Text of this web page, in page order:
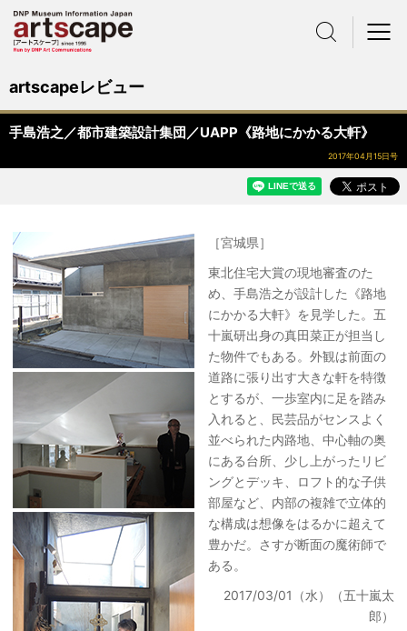
artscapeレビュー
手島浩之／都市建築設計集団／UAPP《路地にかかる大軒》
2017年04月15日号
［宮城県］
東北住宅大賞の現地審査のた
め、手島浩之が設計した《路地
にかかる大軒》を見学した。五
十嵐研出身の真田菜正が担当し
た物件でもある。外観は前面の
道路に張り出す大きな軒を特徴
とするが、一歩室内に足を踏み
入れると、民芸品がセンスよく
並べられた内路地、中心軸の奥
にある台所、少し上がったリビ
ングとデッキ、ロフト的な子供
部屋など、内部の複雑で立体的
な構成は想像をはるかに超えて
豊かだ。さすが断面の魔術師で
ある。
2017/03/01（水）（五十嵐太
郎）
サイト内検索